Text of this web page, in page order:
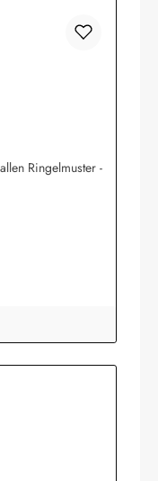
Ringelmuster -